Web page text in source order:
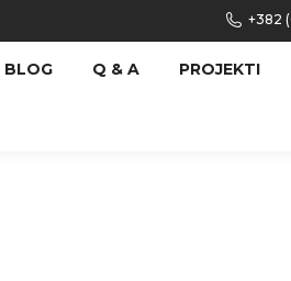
+382
BLOG Q & A PROJEKTI